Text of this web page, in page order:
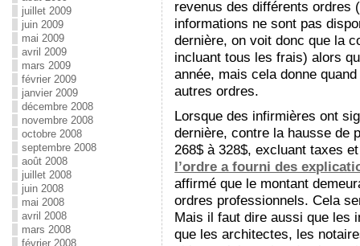
revenus des différents ordres
informations ne sont pas
dernière, on voit donc que la
incluant tous les frais) alors
année, mais cela donne
autres ordres.
Lorsque des infirmières ont
dernière, contre la hausse de
268$ à 328$, excluant taxes
l’ordre a fourni des
affirmé que le montant
ordres professionnels. Cela
Mais il faut dire aussi que les
que les architectes, les
juillet 2009
juin 2009
mai 2009
avril 2009
mars 2009
février 2009
janvier 2009
décembre 2008
novembre 2008
octobre 2008
septembre 2008
août 2008
juillet 2008
juin 2008
mai 2008
avril 2008
mars 2008
février 2008